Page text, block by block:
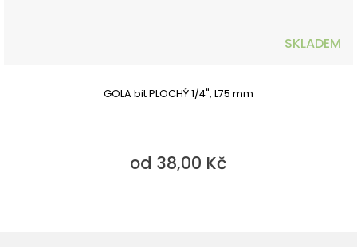
SKLADEM
GOLA bit PLOCHÝ 1/4", L75 mm
od 38,00 Kč